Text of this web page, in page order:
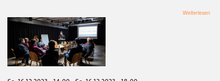
Weiterlesen